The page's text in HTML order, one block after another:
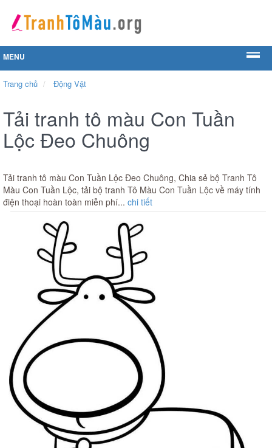
MENU
Trang chủ Động Vật
Tải tranh tô màu Con Tuần
Lộc Đeo Chuông
Tải tranh tô màu Con Tuần Lộc Đeo Chuông, Chia sẻ bộ Tranh Tô
Màu Con Tuần Lộc, tải bộ tranh Tô Màu Con Tuần Lộc về máy tính
điện thoại hoàn toàn miễn phí... chi tiết